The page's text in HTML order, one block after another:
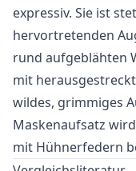
expressiv. Sie ist
hervortretenden
rund aufgeblähten
mit
wildes, grimmiges
Maskenaufsatz
mit Hühnerfedern